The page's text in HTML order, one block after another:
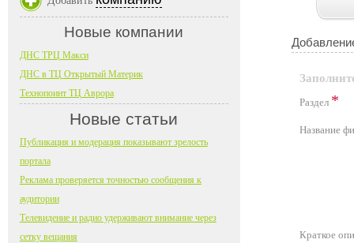
Раздел *
Название
Краткое
Новые компании
ДНС ТРЦ Макси
ДНС в ТЦ Открытый Материк
Технопоинт ТЦ Аврора
Новые статьи
Публикация и модерация показывают зрелость
портала
Реклама проверяется точностью сообщения к
аудитории
Телевидение и радио удерживают внимание через
сетку вещания